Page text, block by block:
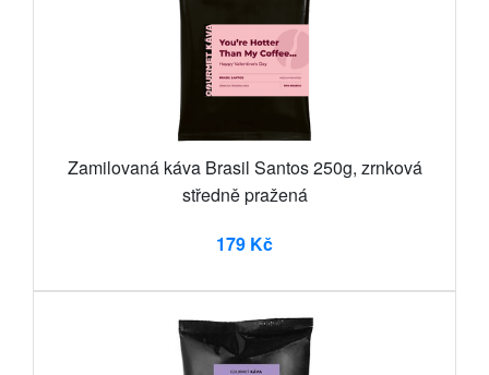
Zamilovaná káva Brasil Santos 250g, zrnková
středně pražená
179 Kč